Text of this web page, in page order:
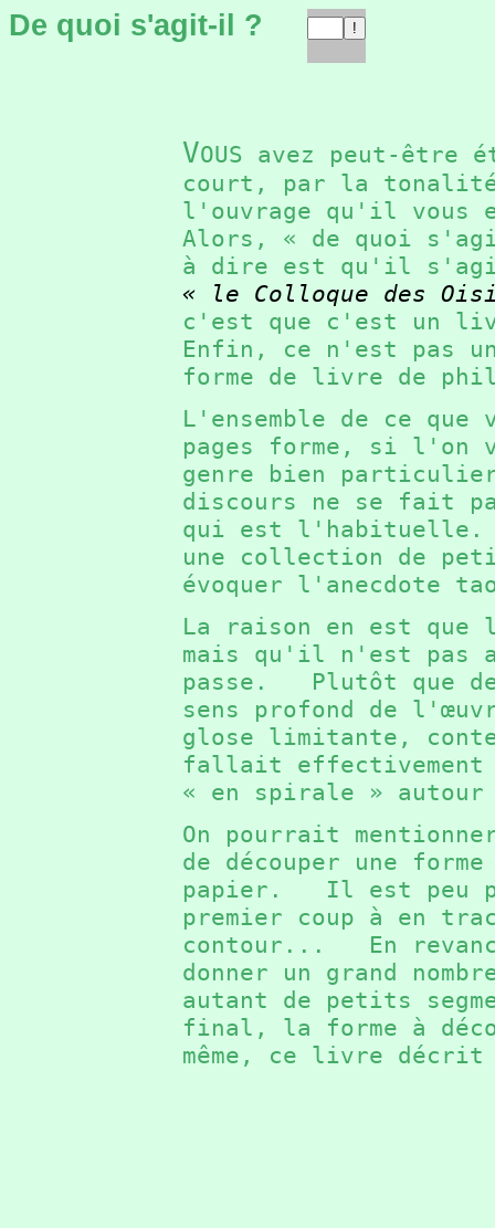
De quoi s'agit-il ?
VOUS avez peut-
court, par la
l'ouvrage qu'il vous
Alors, « de quoi
à dire est qu'il
« le Colloque des
c'est que c'est un
Enfin, ce n'est pas
forme de livre de
L'ensemble de ce
pages forme, si l'on
genre bien
discours ne se fait
qui est l'habituelle.
une collection de
évoquer l'anecdote
La raison en est que
mais qu'il n'est pas
passe. Plutôt que
sens profond de
glose limitante,
fallait effectivement
« en spirale »
On pourrait
de découper une forme
papier. Il est peu
premier coup à en
contour... En
donner un grand
autant de petits
final, la forme à
même, ce livre